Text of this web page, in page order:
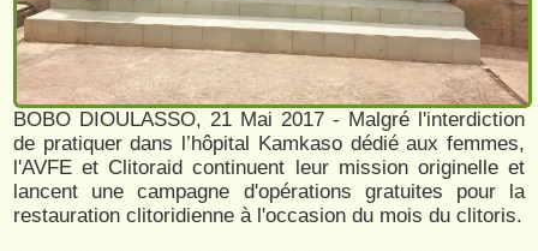
BOBO DIOULASSO, 21 Mai 2017 - Malgré l'interdiction
de pratiquer dans l’hôpital Kamkaso dédié aux femmes,
l'AVFE et Clitoraid continuent leur mission originelle et
lancent une campagne d'opérations gratuites pour la
restauration clitoridienne à l'occasion du mois du clitoris.